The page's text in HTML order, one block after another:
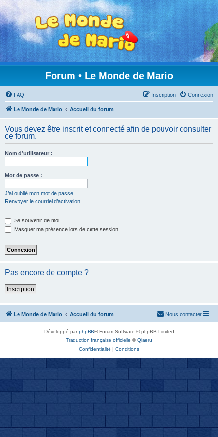
Forum • Le Monde de Mario
FAQ Connexion
Inscription
Le Monde de Mario Accueil du forum
Vous devez être inscrit et connecté afin de pouvoir consulter
ce forum.
Nom d’utilisateur :
Mot de passe :
J’ai oublié mon mot de passe
Renvoyer le courriel d’activation
Se souvenir de moi
Masquer ma présence lors de cette session
Pas encore de compte ?
Inscription
Le Monde de Mario Accueil du forum Nous contacter
Développé parphpBB® Forum Software © phpBB Limited
Traduction française officielle ©Qiaeru
Confidentialité | Conditions